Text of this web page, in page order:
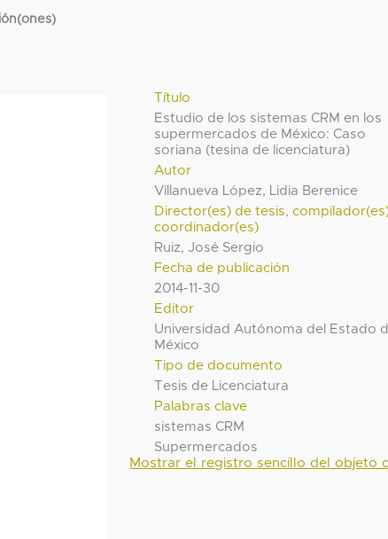
Título
Estudio de los sistemas CRM en los
supermercados de México: Caso
soriana (tesina de licenciatura)
Autor
Villanueva López, Lidia Berenice
Director(es) de tesis,
coordinador(es)
Ruiz, José Sergio
Fecha de publicación
2014-11-30
Editor
Universidad Autónoma del Estado
México
Tipo de documento
Tesis de Licenciatura
Palabras clave
sistemas CRM
Supermercados
Mostrar el registro sencillo del objeto